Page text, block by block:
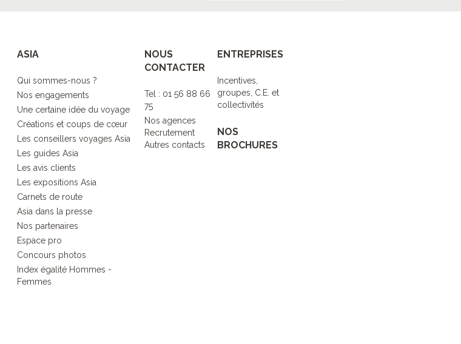
ASIA
Qui sommes-nous ?
Nos engagements
Une certaine idée du voyage
Créations et coups de cœur
Les conseillers voyages Asia
Les guides Asia
Les avis clients
Les expositions Asia
Carnets de route
Asia dans la presse
Nos partenaires
Espace pro
Concours photos
Index égalité Hommes -
Femmes
NOUS
CONTACTER
Tel : 01 56 88 66
75
Nos agences
Recrutement
Autres contacts
ENTREPRISES
Incentives,
groupes, C.E. et
collectivités
NOS
BROCHURES